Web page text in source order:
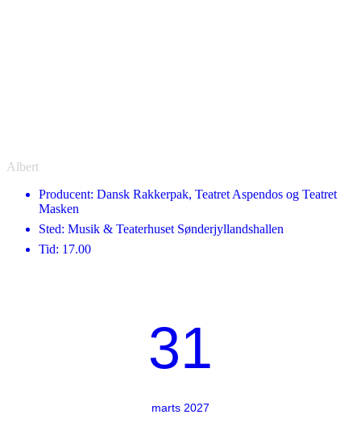
Albert
Producent: Dansk Rakkerpak, Teatret Aspendos og Teatret
Masken
Sted: Musik & Teaterhuset Sønderjyllandshallen
Tid: 17.00
31
marts 2027